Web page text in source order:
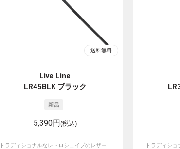
Live Line
LR45BLK ブラック
5,390円(税込)
トラディショナルなレトロシェイプのレザー
トラディシ